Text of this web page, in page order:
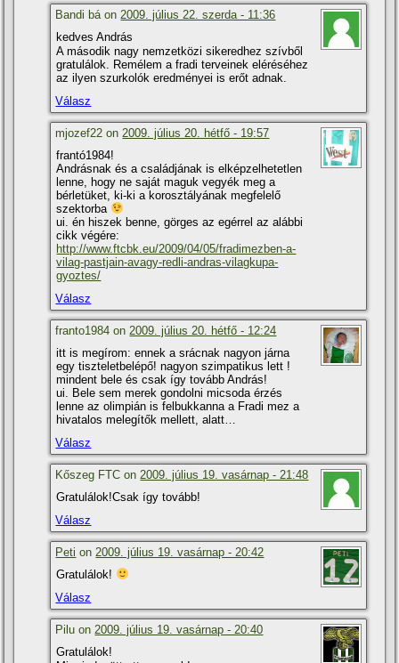
Bandi bá on 2009. július 22. szerda - 11:36
kedves András
A második nagy nemzetközi sikeredhez szí­vből
gratulálok. Remélem a fradi terveinek eléréséhez
az ilyen szurkolók eredményei is erőt adnak.
Válasz
mjozef22 on 2009. július 20. hétfő - 19:57
frantó1984!
Andrásnak és a családjának is elképzelhetetlen
lenne, hogy ne saját maguk vegyék meg a
bérletüket, ki-ki a korosztályának megfelelő
szektorba
ui. én hiszek benne, görges az egérrel az alábbi
cikk végére:
http://www.ftcbk.eu/2009/04/05/fradimezben-a-
vilag-pastjain-avagy-redli-andras-vilagkupa-
gyoztes/
Válasz
franto1984 on 2009. július 20. hétfő - 12:24
itt is megí­rom: ennek a srácnak nagyon járna
egy tiszteletbelépő! nagyon szimpatikus lett !
mindent bele és csak í­gy tovább András!
ui. Bele sem merek gondolni micsoda érzés
lenne az olimpián is felbukkanna a Fradi mez a
hivatalos melegí­tők mellett, alatt…
Válasz
Kőszeg FTC on 2009. július 19. vasárnap - 21:48
Gratulálok!Csak í­gy tovább!
Válasz
Peti on 2009. július 19. vasárnap - 20:42
Gratulálok!
Válasz
Pilu on 2009. július 19. vasárnap - 20:40
Gratulálok!